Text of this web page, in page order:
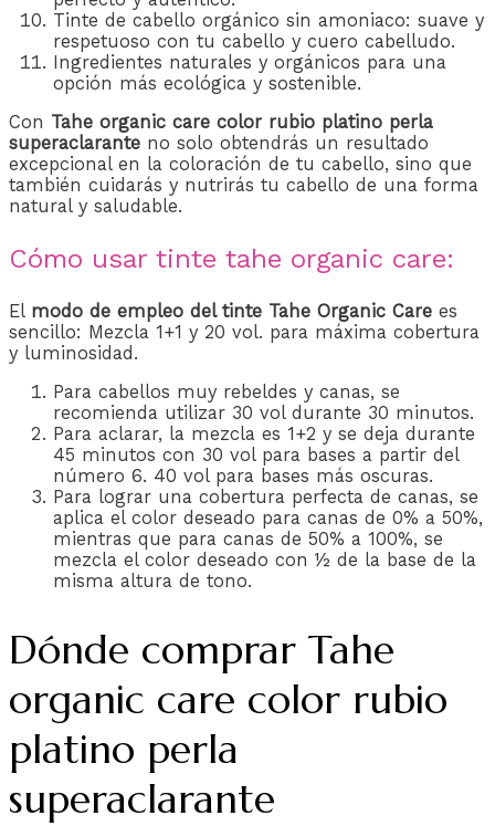
Tinte de cabello orgánico sin amoniaco: suave y
respetuoso con tu cabello y cuero cabelludo.
Ingredientes naturales y orgánicos para una
opción más ecológica y sostenible.
Con Tahe organic care color rubio platino perla
superaclarante no solo obtendrás un resultado
excepcional en la coloración de tu cabello, sino que
también cuidarás y nutrirás tu cabello de una forma
natural y saludable.
Cómo usar tinte tahe organic care:
El modo de empleo del tinte Tahe Organic Care es
sencillo: Mezcla 1+1 y 20 vol. para máxima cobertura
y luminosidad.
Para cabellos muy rebeldes y canas, se
recomienda utilizar 30 vol durante 30 minutos.
Para aclarar, la mezcla es 1+2 y se deja durante
45 minutos con 30 vol para bases a partir del
número 6. 40 vol para bases más oscuras.
Para lograr una cobertura perfecta de canas, se
aplica el color deseado para canas de 0% a 50%,
mientras que para canas de 50% a 100%, se
mezcla el color deseado con ½ de la base de la
misma altura de tono.
Dónde comprar Tahe
organic care color rubio
platino perla
superaclarante